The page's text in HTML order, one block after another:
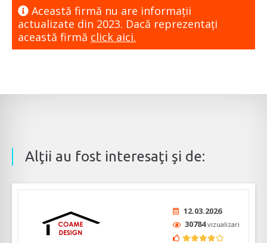
Această firmă nu are informaţii
actualizate din 2023. Dacă reprezentaţi
această firmă click aici.
Alţii au fost interesaţi şi de:
12.03.2026
30784vizualizari